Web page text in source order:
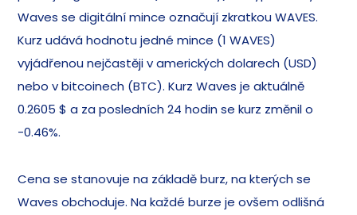
Waves se digitální mince označují zkratkou WAVES.
Kurz udává hodnotu jedné mince (1 WAVES)
vyjádřenou nejčastěji v amerických dolarech (USD)
nebo v bitcoinech (BTC). Kurz Waves je aktuálně
0.2605 $ a za posledních 24 hodin se kurz změnil o
-0.46%.
Cena se stanovuje na základě burz, na kterých se
Waves obchoduje. Na každé burze je ovšem odlišná